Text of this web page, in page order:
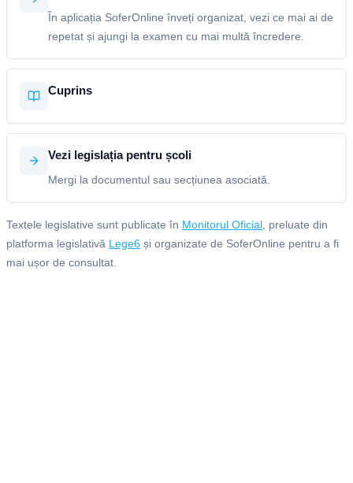
În aplicația SoferOnline înveți organizat, vezi ce mai ai de
repetat și ajungi la examen cu mai multă încredere.
Cuprins
Vezi legislația pentru școli
Mergi la documentul sau secțiunea asociată.
Textele legislative sunt publicate în Monitorul Oficial , preluate din
platforma legislativă Lege6 și organizate de SoferOnline pentru a fi
mai ușor de consultat.